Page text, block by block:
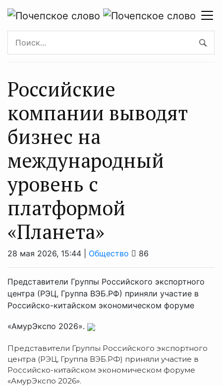
Российские
компании выводят
бизнес на
международный
уровень с
платформой
«Планета»
28 мая 2026, 15:44 | Общество 86
Представители Группы Российского экспортного
центра (РЭЦ, Группа ВЭБ.РФ) приняли участие в
Российско-китайском экономическом форуме
«АмурЭкспо 2026».
Представители Группы Российского экспортного
центра (РЭЦ, Группа ВЭБ.РФ) приняли участие в
Российско-китайском экономическом форуме
«АмурЭкспо 2026».